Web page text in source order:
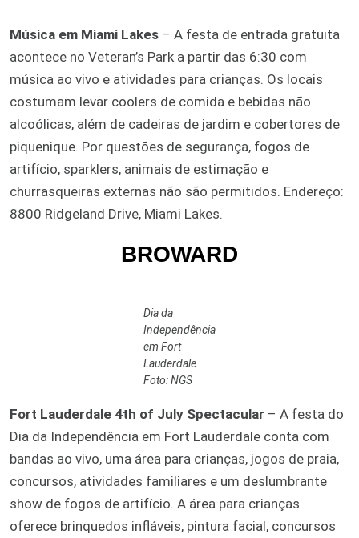
Música em Miami Lakes – A festa de entrada gratuita
acontece no Veteran’s Park a partir das 6:30 com
música ao vivo e atividades para crianças. Os locais
costumam levar coolers de comida e bebidas não
alcoólicas, além de cadeiras de jardim e cobertores de
piquenique. Por questões de segurança, fogos de
artifício, sparklers, animais de estimação e
churrasqueiras externas não são permitidos. Endereço:
8800 Ridgeland Drive, Miami Lakes.
BROWARD
Dia da
Independência
em Fort
Lauderdale.
Foto: NGS
Fort Lauderdale 4th of July Spectacular – A festa do
Dia da Independência em Fort Lauderdale conta com
bandas ao vivo, uma área para crianças, jogos de praia,
concursos, atividades familiares e um deslumbrante
show de fogos de artifício. A área para crianças
oferece brinquedos infláveis, pintura facial, concursos